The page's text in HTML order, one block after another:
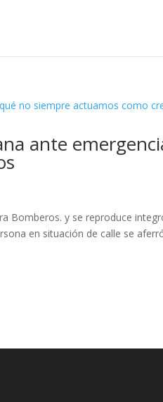
ante
Bomberos. y se reproduce
en situación de calle se